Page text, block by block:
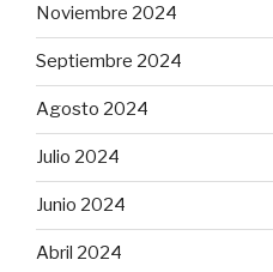
Noviembre 2024
Septiembre 2024
Agosto 2024
Julio 2024
Junio 2024
Abril 2024